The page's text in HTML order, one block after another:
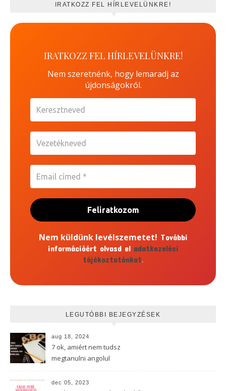
IRATKOZZ FEL HÍRLEVELÜNKRE!
IRATKOZZ FEL HÍRLEVELÜNKRE!
Nem szeretnénk, hogy lemaradj az
újdonságokról.
Keresztneved
Vezetékneved
Email
címed
Nem küldünk levélszemetet! További
információért olvasd el adatkezelési
tájékoztatónkat.
LEGUTÓBBI BEJEGYZÉSEK
aug 18, 2024
7 ok, amiért nem tudsz
megtanulni angolul
dec 05, 2023